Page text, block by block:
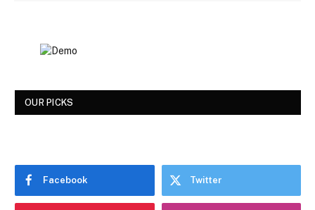
OUR PICKS
Facebook Twitter